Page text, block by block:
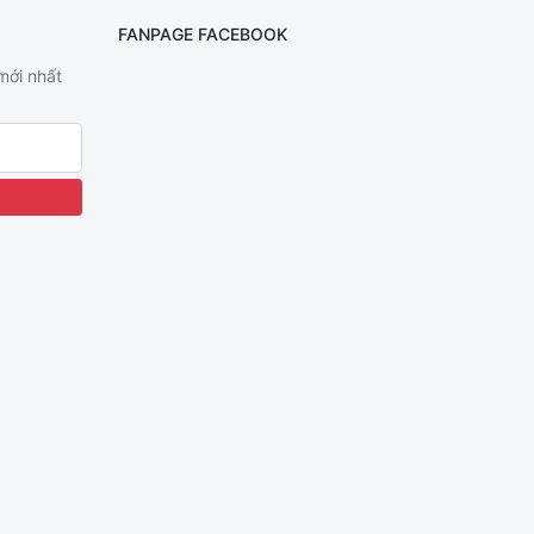
nhất
FANPAGE FACEBOOK